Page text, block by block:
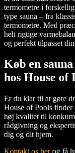
termometre i
type sauna – fra
termometre. Med
helt rigtige
og perfekt tilpasset
Køb en
hos House of
Er du klar til at gøre
House of Pools finder
høj kvalitet til
rådgivning og
dig og dit hjem.